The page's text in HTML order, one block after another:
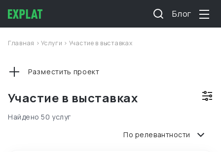
Блог
Главная >Услуги > Участие в выставках
Участие в выставках
Разместить проект
Найдено 50 услуг
По релевантности